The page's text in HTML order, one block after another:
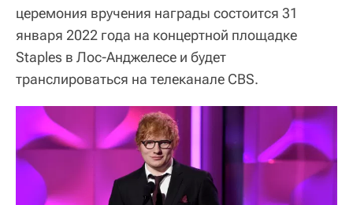
церемония вручения награды состоится 31
января 2022 года на концертной площадке
Staples в Лос-Анджелесе и будет
транслироваться на телеканале CBS.